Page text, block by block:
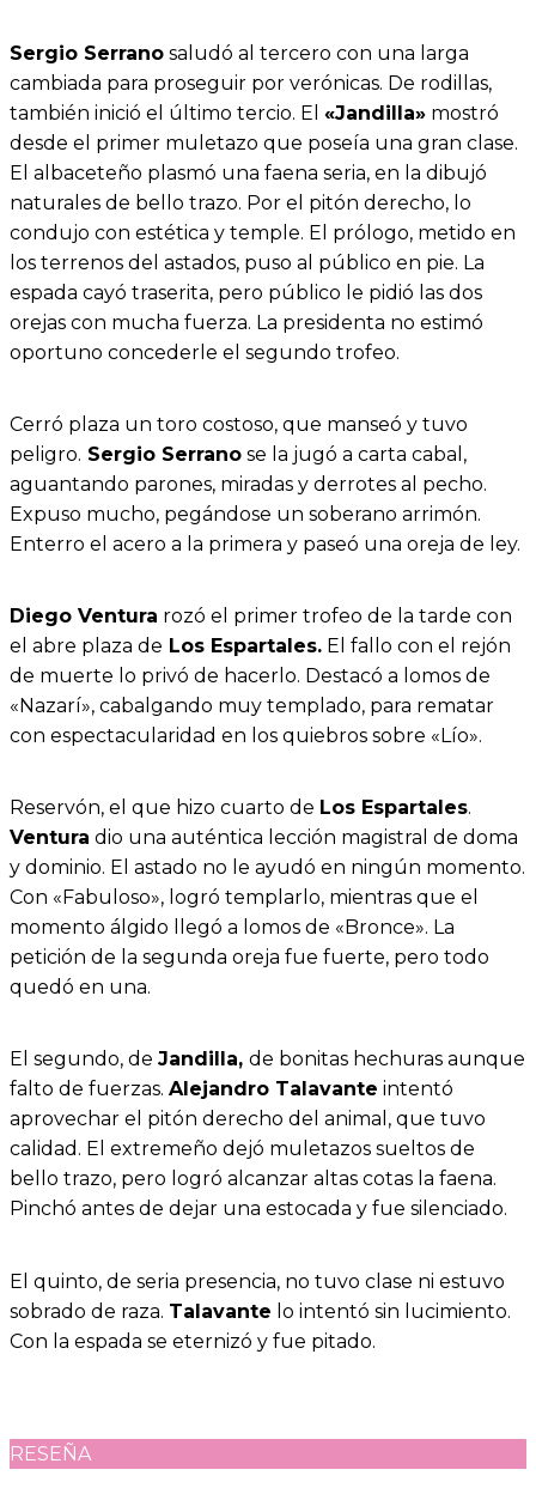
Sergio Serrano saludó al tercero con una larga
cambiada para proseguir por verónicas. De rodillas,
también inició el último tercio. El «Jandilla» mostró
desde el primer muletazo que poseía una gran clase.
El albaceteño plasmó una faena seria, en la dibujó
naturales de bello trazo. Por el pitón derecho, lo
condujo con estética y temple. El prólogo, metido en
los terrenos del astados, puso al público en pie. La
espada cayó traserita, pero público le pidió las dos
orejas con mucha fuerza. La presidenta no estimó
oportuno concederle el segundo trofeo.
Cerró plaza un toro costoso, que manseó y tuvo
peligro. Sergio Serrano se la jugó a carta cabal,
aguantando parones, miradas y derrotes al pecho.
Expuso mucho, pegándose un soberano arrimón.
Enterro el acero a la primera y paseó una oreja de ley.
Diego Ventura rozó el primer trofeo de la tarde con
el abre plaza de Los Espartales. El fallo con el rejón
de muerte lo privó de hacerlo. Destacó a lomos de
«Nazarí», cabalgando muy templado, para rematar
con espectacularidad en los quiebros sobre «Lío».
Reservón, el que hizo cuarto de Los Espartales.
Ventura dio una auténtica lección magistral de doma
y dominio. El astado no le ayudó en ningún momento.
Con «Fabuloso», logró templarlo, mientras que el
momento álgido llegó a lomos de «Bronce». La
petición de la segunda oreja fue fuerte, pero todo
quedó en una.
El segundo, de Jandilla, de bonitas hechuras aunque
falto de fuerzas. Alejandro Talavante intentó
aprovechar el pitón derecho del animal, que tuvo
calidad. El extremeño dejó muletazos sueltos de
bello trazo, pero logró alcanzar altas cotas la faena.
Pinchó antes de dejar una estocada y fue silenciado.
El quinto, de seria presencia, no tuvo clase ni estuvo
sobrado de raza. Talavante lo intentó sin lucimiento.
Con la espada se eternizó y fue pitado.
RESEÑA